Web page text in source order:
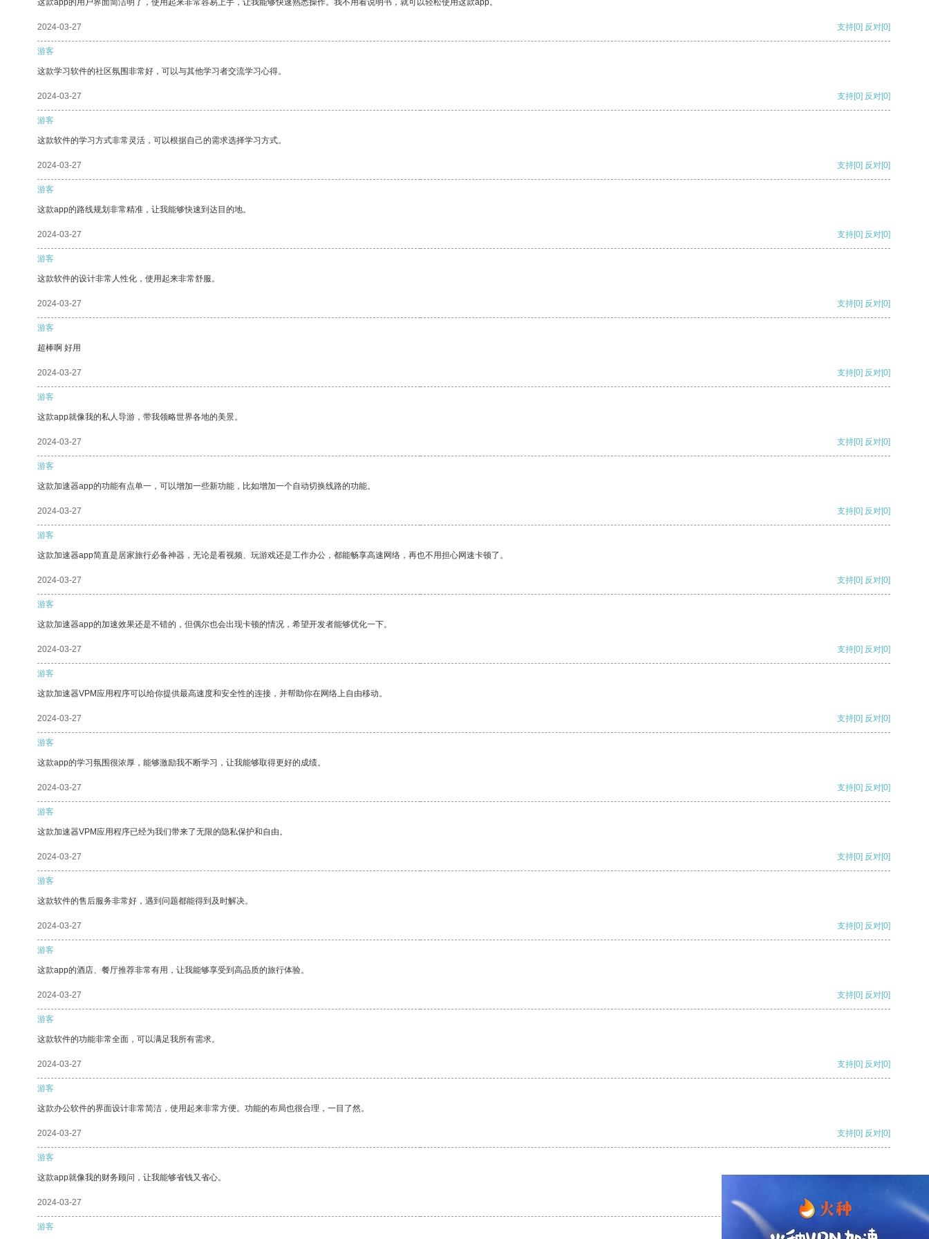
这款app的用户界面简洁明了，使用起来非常容易上手，让我能够快速熟悉操作。我不用看说明书，就可以轻松使用这款app。
2024-03-27 支持[0] 反对[0]
游客
这款学习软件的社区氛围非常好，可以与其他学习者交流学习心得。
2024-03-27 支持[0] 反对[0]
游客
这款软件的学习方式非常灵活，可以根据自己的需求选择学习方式。
2024-03-27 支持[0] 反对[0]
游客
这款app的路线规划非常精准，让我能够快速到达目的地。
2024-03-27 支持[0] 反对[0]
游客
这款软件的设计非常人性化，使用起来非常舒服。
2024-03-27 支持[0] 反对[0]
游客
超棒啊 好用
2024-03-27 支持[0] 反对[0]
游客
这款app就像我的私人导游，带我领略世界各地的美景。
2024-03-27 支持[0] 反对[0]
游客
这款加速器app的功能有点单一，可以增加一些新功能，比如增加一个自动切换线路的功能。
2024-03-27 支持[0] 反对[0]
游客
这款加速器app简直是居家旅行必备神器，无论是看视频、玩游戏还是工作办公，都能畅享高速网络，再也不用担心网速卡顿了。
2024-03-27 支持[0] 反对[0]
游客
这款加速器app的加速效果还是不错的，但偶尔也会出现卡顿的情况，希望开发者能够优化一下。
2024-03-27 支持[0] 反对[0]
游客
这款加速器VPM应用程序可以给你提供最高速度和安全性的连接，并帮助你在网络上自由移动。
2024-03-27 支持[0] 反对[0]
游客
这款app的学习氛围很浓厚，能够激励我不断学习，让我能够取得更好的成绩。
2024-03-27 支持[0] 反对[0]
游客
这款加速器VPM应用程序已经为我们带来了无限的隐私保护和自由。
2024-03-27 支持[0] 反对[0]
游客
这款软件的售后服务非常好，遇到问题都能得到及时解决。
2024-03-27 支持[0] 反对[0]
游客
这款app的酒店、餐厅推荐非常有用，让我能够享受到高品质的旅行体验。
2024-03-27 支持[0] 反对[0]
游客
这款软件的功能非常全面，可以满足我所有需求。
2024-03-27 支持[0] 反对[0]
游客
这款办公软件的界面设计非常简洁，使用起来非常方便。功能的布局也很合理，一目了然。
2024-03-27 支持[0] 反对[0]
游客
这款app就像我的财务顾问，让我能够省钱又省心。
2024-03-27 支持
游客